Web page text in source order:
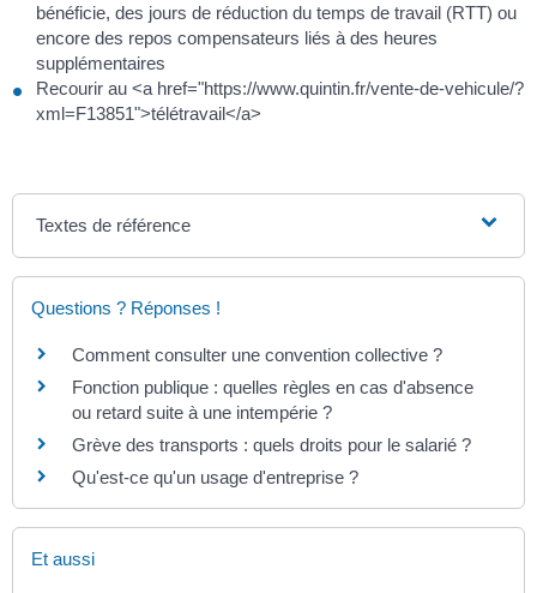
bénéficie, des jours de réduction du temps de travail (RTT) ou
encore des repos compensateurs liés à des heures
supplémentaires
Recourir au <a href="https://www.quintin.fr/vente-de-vehicule/?
xml=F13851">télétravail</a>
Textes de référence
Questions ? Réponses !
Comment consulter une convention collective ?
Fonction publique : quelles règles en cas d'absence
ou retard suite à une intempérie ?
Grève des transports : quels droits pour le salarié ?
Qu'est-ce qu'un usage d'entreprise ?
Et aussi